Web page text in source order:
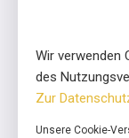
ensa ist ein
unterstützt durch
Wir verwenden
des
Zur
Unsere Cookie-